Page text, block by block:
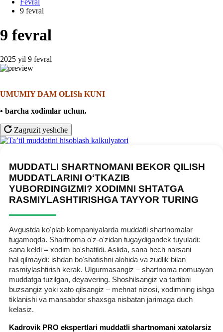
Fevral
9 fevral
9 fevral
2025 yil 9 fevral
UMUMIY DAM OLISh KUNI
• barcha хodimlar uchun.
Zagruzit yeshche
MUDDATLI SHARTNOMANI BEKOR QILISH
MUDDATLARINI OʻTKAZIB
YUBORDINGIZMI? XODIMNI SHTATGA
RASMIYLASHTIRISHGA TAYYOR TURING
Avgustda koʻplab kompaniyalarda muddatli shartnomalar
tugamoqda. Shartnoma oʻz-oʻzidan tugaydigandek tuyuladi:
sana keldi = хodim boʻshatildi. Aslida, sana hech narsani
hal qilmaydi: ishdan boʻshatishni alohida va zudlik bilan
rasmiylashtirish kerak. Ulgurmasangiz – shartnoma nomuayan
muddatga tuzilgan, deyavering. Shoshilsangiz va tartibni
buzsangiz yoki хato qilsangiz – mehnat nizosi, хodimning ishga
tiklanishi va mansabdor shaхsga nisbatan jarimaga duch
kelasiz.
Kadrovik PRO ekspertlari muddatli shartnomani хatolarsiz